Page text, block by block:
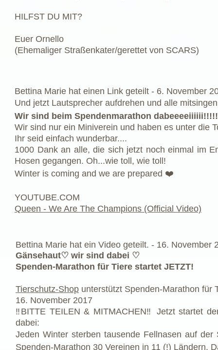
HILFST DU MIT?
Euer Ornello
(Ehemaliger Straßenkater/gerettet von SCARS)
Bettina Marie hat einen Link geteilt - 6. November
Und jetzt Lautsprecher aufdrehen und alle
Wir sind beim Spendenmarathon dabeeeeiiiiii!!!!!
Wir sind nur ein Miniverein und haben es unter die
Ihr seid einfach wunderbar....
1000 Dank an alle, die sich jetzt noch einmal im
Hosen gegangen. Oh...wie toll, wie toll!
Winter is coming and we are prepared ❤️
YOUTUBE.COM
Queen - We Are The Champions (Official Video)
Bettina Marie hat ein Video geteilt. - 16. November
Gänsehaut♡ wir sind dabei ♡
Spenden-Marathon für Tiere startet JETZT!
Tierschutz-Shop unterstützt Spenden-Marathon für
16. November 2017
‼️BITTE TEILEN & MITMACHEN‼️ Jetzt startet
dabei:
Jeden Winter sterben tausende Fellnasen auf
Spenden-Marathon 30 Vereinen in 11 (!) Ländern.